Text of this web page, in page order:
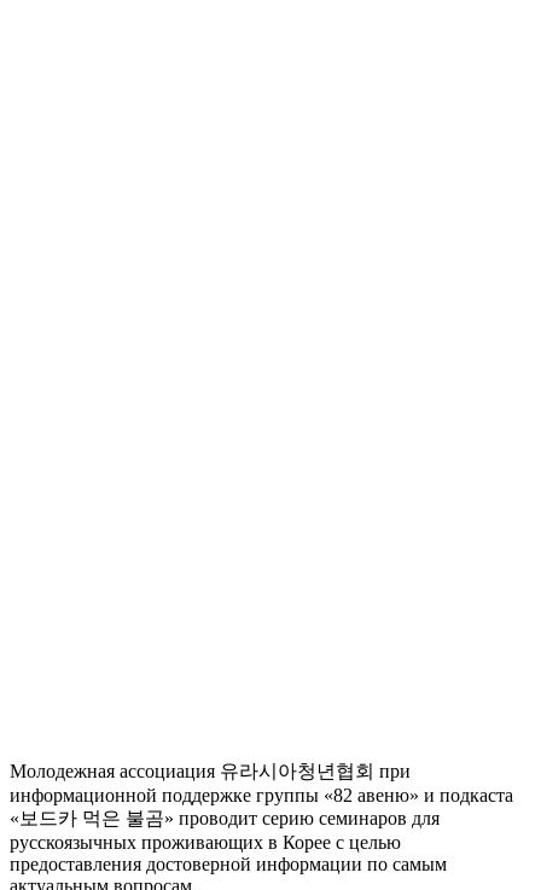
Молодежная ассоциация 유라시아청년협회 при
информационной поддержке группы «82 авеню» и подкаста
«보드카 먹은 불곰» проводит серию семинаров для
русскоязычных проживающих в Корее с целью
предоставления достоверной информации по самым
актуальным вопросам.